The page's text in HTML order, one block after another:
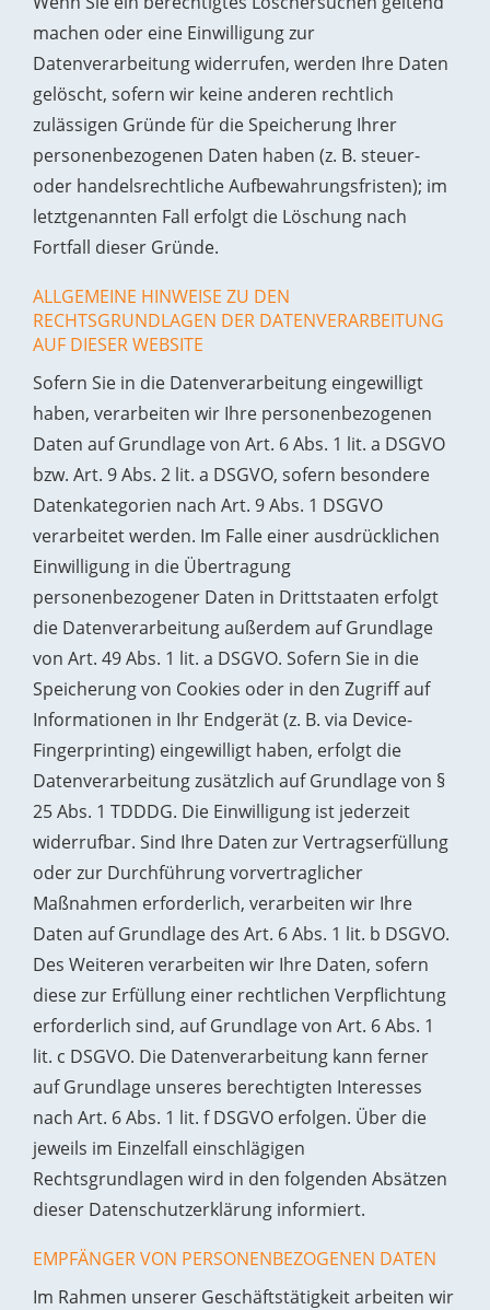
machen oder eine Einwilligung zur
Datenverarbeitung widerrufen, werden Ihre Daten
gelöscht, sofern wir keine anderen rechtlich
zulässigen Gründe für die Speicherung Ihrer
personenbezogenen Daten haben (z. B. steuer-
oder handelsrechtliche Aufbewahrungsfristen); im
letztgenannten Fall erfolgt die Löschung nach
Fortfall dieser Gründe.
ALLGEMEINE HINWEISE ZU DEN
RECHTSGRUNDLAGEN DER DATENVERARBEITUNG
AUF DIESER WEBSITE
Sofern Sie in die Datenverarbeitung eingewilligt
haben, verarbeiten wir Ihre personenbezogenen
Daten auf Grundlage von Art. 6 Abs. 1 lit. a DSGVO
bzw. Art. 9 Abs. 2 lit. a DSGVO, sofern besondere
Datenkategorien nach Art. 9 Abs. 1 DSGVO
verarbeitet werden. Im Falle einer ausdrücklichen
Einwilligung in die Übertragung
personenbezogener Daten in Drittstaaten erfolgt
die Datenverarbeitung außerdem auf Grundlage
von Art. 49 Abs. 1 lit. a DSGVO. Sofern Sie in die
Speicherung von Cookies oder in den Zugriff auf
Informationen in Ihr Endgerät (z. B. via Device-
Fingerprinting) eingewilligt haben, erfolgt die
Datenverarbeitung zusätzlich auf Grundlage von §
25 Abs. 1 TDDDG. Die Einwilligung ist jederzeit
widerrufbar. Sind Ihre Daten zur Vertragserfüllung
oder zur Durchführung vorvertraglicher
Maßnahmen erforderlich, verarbeiten wir Ihre
Daten auf Grundlage des Art. 6 Abs. 1 lit. b DSGVO.
Des Weiteren verarbeiten wir Ihre Daten, sofern
diese zur Erfüllung einer rechtlichen Verpflichtung
erforderlich sind, auf Grundlage von Art. 6 Abs. 1
lit. c DSGVO. Die Datenverarbeitung kann ferner
auf Grundlage unseres berechtigten Interesses
nach Art. 6 Abs. 1 lit. f DSGVO erfolgen. Über die
jeweils im Einzelfall einschlägigen
Rechtsgrundlagen wird in den folgenden Absätzen
dieser Datenschutzerklärung informiert.
EMPFÄNGER VON PERSONENBEZOGENEN DATEN
Im Rahmen unserer Geschäftstätigkeit arbeiten wir